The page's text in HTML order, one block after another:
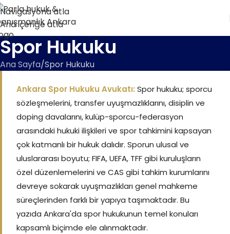
Navigasyona atla
Ana içeriğe atla
Spor Hukuku
Ana Sayfa Spor Hukuku
Ankara Spor Hukuku Avukatı: Spor hukuku; sporcu
sözleşmelerini, transfer uyuşmazlıklarını, disiplin ve
doping davalarını, kulüp-sporcu-federasyon
arasındaki hukuki ilişkileri ve spor tahkimini kapsayan
çok katmanlı bir hukuk dalıdır. Sporun ulusal ve
uluslararası boyutu; FIFA, UEFA, TFF gibi kuruluşların
özel düzenlemelerini ve CAS gibi tahkim kurumlarını
devreye sokarak uyuşmazlıkları genel mahkeme
süreçlerinden farklı bir yapıya taşımaktadır. Bu
yazıda Ankara'da spor hukukunun temel konuları
kapsamlı biçimde ele alınmaktadır.